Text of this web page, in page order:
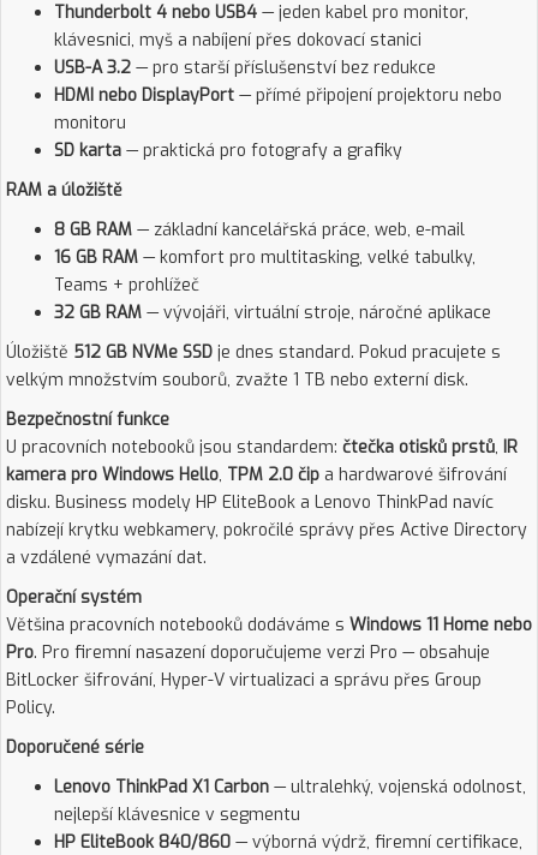
Thunderbolt 4 nebo USB4 — jeden kabel pro monitor,
klávesnici, myš a nabíjení přes dokovací stanici
USB-A 3.2 — pro starší příslušenství bez redukce
HDMI nebo DisplayPort — přímé připojení projektoru nebo
monitoru
SD karta — praktická pro fotografy a grafiky
RAM a úložiště
8 GB RAM — základní kancelářská práce, web, e-mail
16 GB RAM — komfort pro multitasking, velké tabulky,
Teams + prohlížeč
32 GB RAM — vývojáři, virtuální stroje, náročné aplikace
Úložiště 512 GB NVMe SSD je dnes standard. Pokud pracujete s
velkým množstvím souborů, zvažte 1 TB nebo externí disk.
Bezpečnostní funkce
U pracovních notebooků jsou standardem: čtečka otisků prstů, IR
kamera pro Windows Hello, TPM 2.0 čip a hardwarové šifrování
disku. Business modely HP EliteBook a Lenovo ThinkPad navíc
nabízejí krytku webkamery, pokročilé správy přes Active Directory
a vzdálené vymazání dat.
Operační systém
Většina pracovních notebooků dodáváme s Windows 11 Home nebo
Pro. Pro firemní nasazení doporučujeme verzi Pro — obsahuje
BitLocker šifrování, Hyper-V virtualizaci a správu přes Group
Policy.
Doporučené série
Lenovo ThinkPad X1 Carbon — ultralehký, vojenská odolnost,
nejlepší klávesnice v segmentu
HP EliteBook 840/860 — výborná výdrž, firemní certifikace,